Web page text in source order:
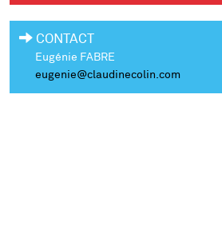
CONTACT
Eugénie FABRE
eugenie@claudinecolin.com